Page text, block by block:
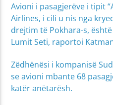
Avioni i pasagjerëve i tipit
Airlines, i cili u nis nga
drejtim të Pokhara-s,
Lumit Seti, raportoi
Zëdhënësi i kompanisë
se avioni mbante 68
katër anëtarësh.